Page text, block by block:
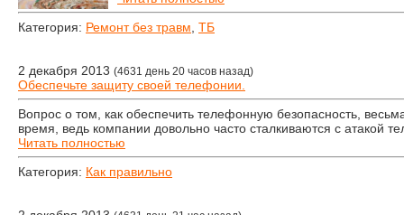
Категория: Ремонт без травм ТБ
2 декабря 2013 (4631 день 20 часов назад)
Обеспечьте защиту своей телефонии.
Вопрос о том, как обеспечить телефонную безопасность,
время, ведь компании довольно часто сталкиваются с атакой
Читать полностью
Категория: Как правильно